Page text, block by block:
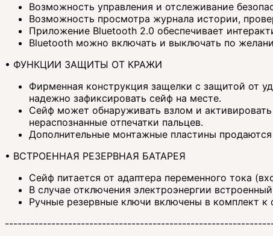
Возможность управления и отслеживание
Возможность просмотра журнала истории,
Приложение Bluetooth 2.0 обеспечивает
Bluetooth можно включать и выключать по
• ФУНКЦИИ ЗАЩИТЫ ОТ КРАЖИ
Фирменная конструкция защелки с защитой от
надежно зафиксировать сейф на месте.
Сейф может обнаруживать взлом и
нераспознанные отпечатки пальцев.
Дополнительные монтажные пластины
• ВСТРОЕННАЯ РЕЗЕРВНАЯ БАТАРЕЯ
Сейф питается от адаптера переменного тока
В случае отключения электроэнергии
Ручные резервные ключи включены в комплект к